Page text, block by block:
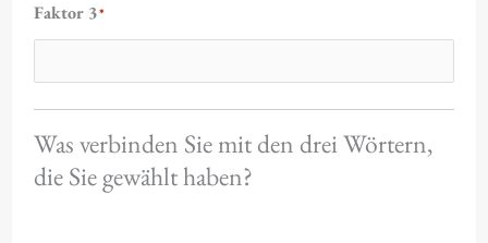
Faktor 3*
Was verbinden Sie mit den drei Wörtern,
die Sie gewählt haben?